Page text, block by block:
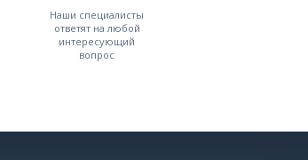
Наши специалисты
ответят на любой
интересующий
вопрос